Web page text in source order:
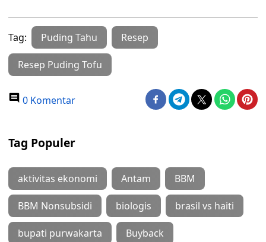
Tag: Puding Tahu Resep
Resep Puding Tofu
0 Komentar
Tag Populer
aktivitas ekonomi Antam BBM
BBM Nonsubsidi biologis brasil vs haiti
bupati purwakarta Buyback